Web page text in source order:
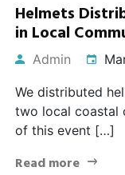
Helmets
in Local
Admin
We distributed
two local coastal
of this event […]
Read more